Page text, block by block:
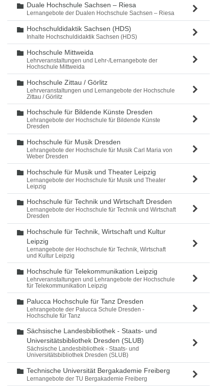
Ordner
Duale Hochschule Sachsen – Riesa
Lernangebote der Dualen Hochschule Sachsen – Riesa
Ordner
Hochschuldidaktik Sachsen (HDS)
Inhalte Hochschuldidaktik Sachsen (HDS)
Ordner
Hochschule Mittweida
Lehrveranstaltungen und Lehr-/Lernangebote der
Hochschule Mittweida
Ordner
Hochschule Zittau / Görlitz
Lehrveranstaltungen und Lernangebote der Hochschule
Zittau / Görlitz
Ordner
Hochschule für Bildende Künste Dresden
Lehrangebote der Hochschule für Bildende Künste
Dresden
Ordner
Hochschule für Musik Dresden
Lehrangebote der Hochschule für Musik Carl Maria von
Weber Dresden
Ordner
Hochschule für Musik und Theater Leipzig
Lernangebote der Hochschule für Musik und Theater
Leipzig
Ordner
Hochschule für Technik und Wirtschaft Dresden
Lernangebote der Hochschule für Technik und Wirtschaft
Dresden
Ordner
Hochschule für Technik, Wirtschaft und Kultur
Leipzig
Lernangebote der Hochschule für Technik, Wirtschaft
und Kultur Leipzig
Ordner
Hochschule für Telekommunikation Leipzig
Lehrveranstaltungen und Lehrangebote der Hochschule
für Telekommunikation Leipzig
Ordner
Palucca Hochschule für Tanz Dresden
Lehrangebote der Palucca Schule Dresden -
Hochschule für Tanz
Ordner
Sächsische Landesbibliothek - Staats- und
Universitätsbibliothek Dresden (SLUB)
Sächsische Landesbibliothek - Staats- und
Universitätsbibliothek Dresden (SLUB)
Ordner
Technische Universität Bergakademie Freiberg
Lernangebote der TU Bergakademie Freiberg